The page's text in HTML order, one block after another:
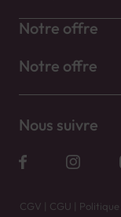
Notre offre
Notre offre
Nous suivre
CGV | CGU |